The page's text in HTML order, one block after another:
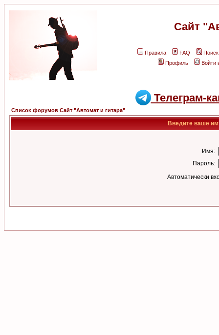
Сайт
Правила FAQ
Поиск
Профиль
Войти
Телеграм-
Список форумов Сайт "Автомат и гитара"
Введите ваше
Имя:
Пароль:
Автоматически